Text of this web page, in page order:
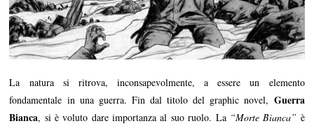
La natura si ritrova, inconsapevolmente, a essere un elemento
fondamentale in una guerra. Fin dal titolo del graphic novel, Guerra
Bianca, si è voluto dare importanza al suo ruolo. La “Morte Bianca” è